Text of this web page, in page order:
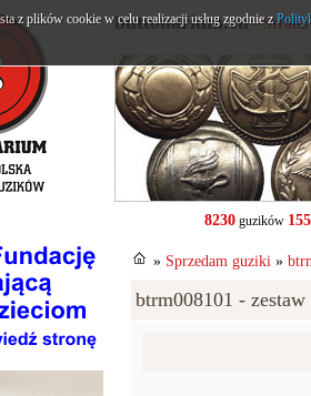
buttonarium.eu- Strona
8230guzików
» Sprzedam guziki »
btrm008101 -
z plików cookie w celu realizacji usług zgodnie z